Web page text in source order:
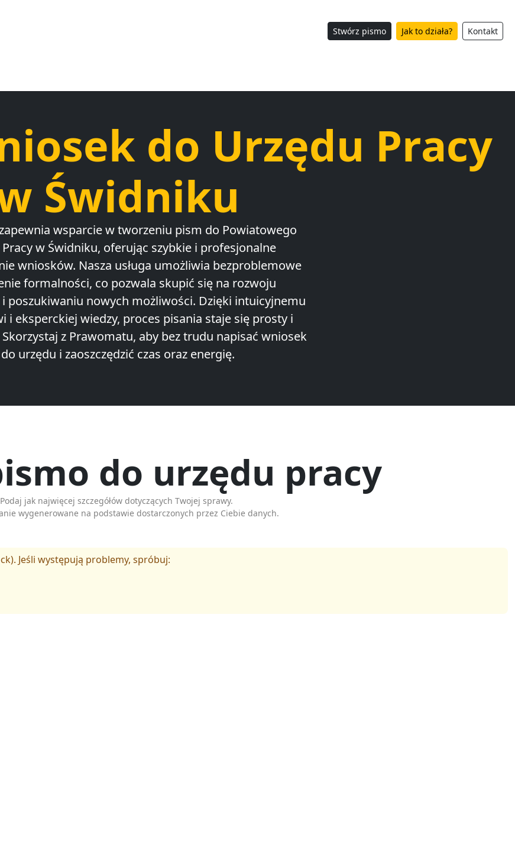
Stwórz pismo Jak to działa? Kontakt
do Urzędu Pracy
Świdniku
wsparcie w tworzeniu pism do Powiatowego
w Świdniku, oferując szybkie i profesjonalne
wniosków. Nasza usługa umożliwia bezproblemowe
formalności, co pozwala skupić się na rozwoju
poszukiwaniu nowych możliwości. Dzięki intuicyjnemu
i eksperckiej wiedzy, proces pisania staje się prosty i
z Prawomatu, aby bez trudu napisać wniosek
do urzędu i zaoszczędzić czas oraz energię.
do urzędu pracy
Podaj jak najwięcej szczegółów dotyczących Twojej sprawy.
wygenerowane na podstawie dostarczonych przez Ciebie danych.
Jeśli występują problemy, spróbuj: